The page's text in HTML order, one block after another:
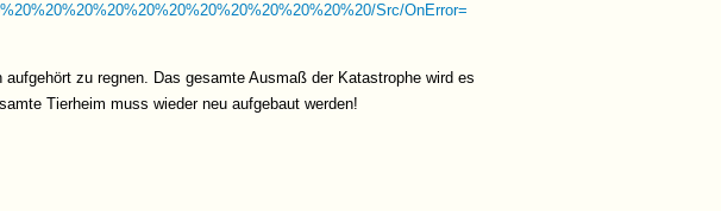
Src/OnError=
zu regnen. Das gesamte Ausmaß der Katastrophe wird es
Tierheim muss wieder neu aufgebaut werden!